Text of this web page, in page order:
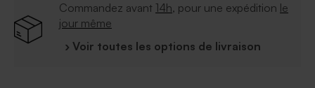
Commandez avant 14h, pour une expédition le
jour même
› Voir toutes les options de livraison